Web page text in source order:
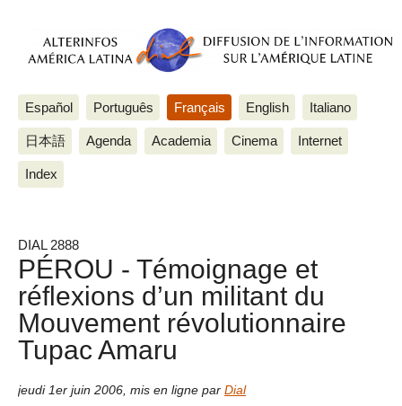
Español Português Français English Italiano
日本語 Agenda Academia Cinema Internet
Index
DIAL 2888
PÉROU - Témoignage et
réflexions d’un militant du
Mouvement révolutionnaire
Tupac Amaru
jeudi 1er juin 2006 mis en ligne par Dial